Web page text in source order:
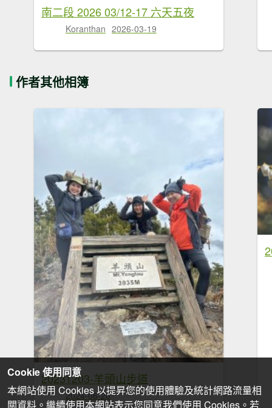
南二段 2026 03/12-17 六天五夜
Koranthan 2026-03-19
作者其他相簿
20231203-羊頭山步道
2024-06-26
Cookie 使用同意
本網站使用 Cookies 以提昇您的使用體驗及統計網路流量相
關資料。繼續使用本網站表示您同意我們使用 Cookies。若